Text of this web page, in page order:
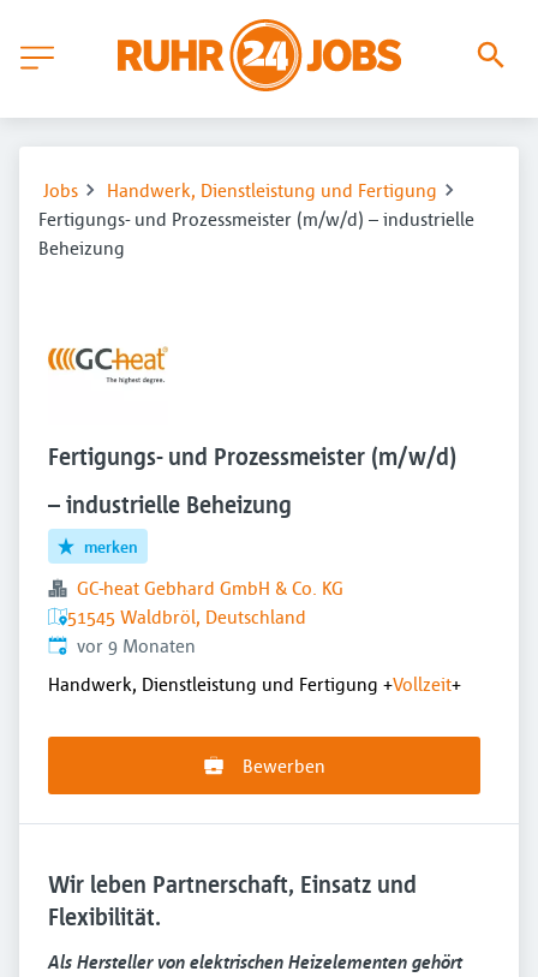
Jobs
Handwerk, Dienstleistung und Fertigung
Fertigungs- und Prozessmeister (m/w/d) – industrielle
Beheizung
Fertigungs- und Prozessmeister (m/w/d)
– industrielle Beheizung
merken
GC-heat Gebhard GmbH & Co. KG
51545 Waldbröl, Deutschland
Veröffentlicht:
vor 9 Monaten
Handwerk, Dienstleistung und Fertigung +Vollzeit+
Bewerben
Wir leben Partnerschaft, Einsatz und
Flexibilität.
Als Hersteller von elektrischen Heizelementen gehört